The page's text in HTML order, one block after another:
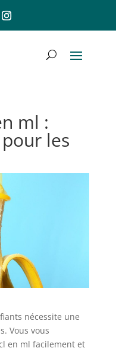
ml :
les
nécessite une
Vous vous
en ml facilement et